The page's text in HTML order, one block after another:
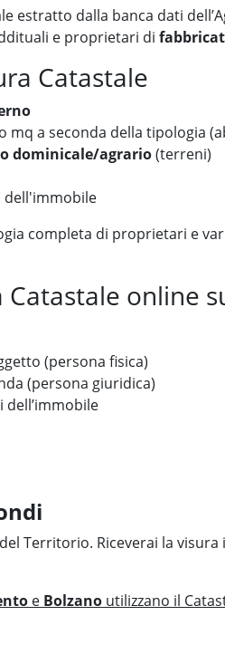
estratto dalla banca dati
e proprietari di
Catastale
mq a seconda della tipologia
dominicale/agrario(terreni)
completa di proprietari e
online
(persona fisica)
(persona giuridica)
dell’immobile
Territorio. Riceverai la visura
e Bolzano utilizzano il